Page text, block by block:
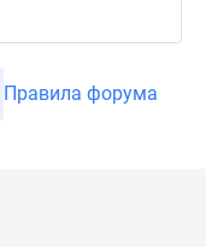
Правила форума